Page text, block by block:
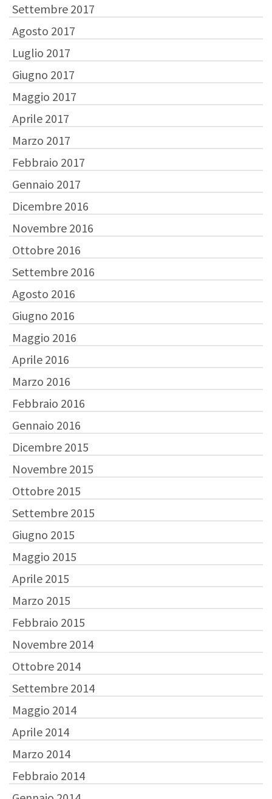
Settembre 2017
Agosto 2017
Luglio 2017
Giugno 2017
Maggio 2017
Aprile 2017
Marzo 2017
Febbraio 2017
Gennaio 2017
Dicembre 2016
Novembre 2016
Ottobre 2016
Settembre 2016
Agosto 2016
Giugno 2016
Maggio 2016
Aprile 2016
Marzo 2016
Febbraio 2016
Gennaio 2016
Dicembre 2015
Novembre 2015
Ottobre 2015
Settembre 2015
Giugno 2015
Maggio 2015
Aprile 2015
Marzo 2015
Febbraio 2015
Novembre 2014
Ottobre 2014
Settembre 2014
Maggio 2014
Aprile 2014
Marzo 2014
Febbraio 2014